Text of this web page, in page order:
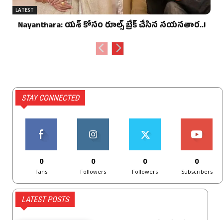
LATEST
Nayanthara: యశ్ కోసం రూల్స్ బ్రేక్ చేసిన నయనతార..!
STAY CONNECTED
0
Fans
0
Followers
0
Followers
0
Subscribers
LATEST POSTS